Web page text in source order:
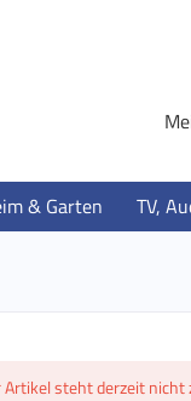
& Garten TV,
Artikel steht derzeit nicht